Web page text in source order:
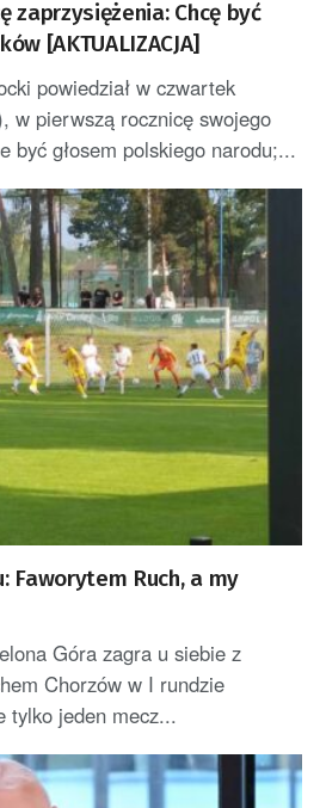
zaprzysiężenia: Chcę być
[AKTUALIZACJA]
powiedział w czwartek
w pierwszą rocznicę swojego
być głosem polskiego narodu;...
Faworytem Ruch, a my
Góra zagra u siebie z
Chorzów w I rundzie
tylko jeden mecz...